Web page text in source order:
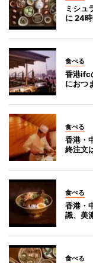
ミシュ
に 24
食べる
香港ifc
におつ
食べる
香港・
終注文
食べる
香港・
識、美
食べる